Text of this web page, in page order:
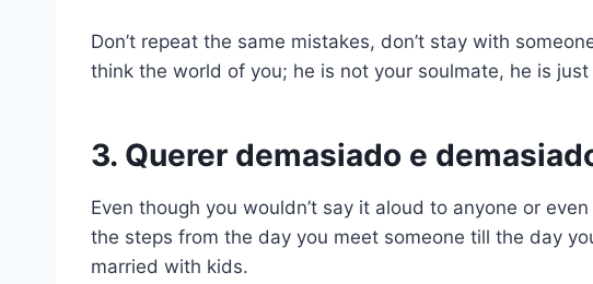
Don’t repeat the same mistakes, don’t stay with
think the world of you; he is not your soulmate, he is just
3. Querer demasiado e
Even though you wouldn’t say it aloud to anyone or
the steps from the day you meet someone till the day
married with kids.